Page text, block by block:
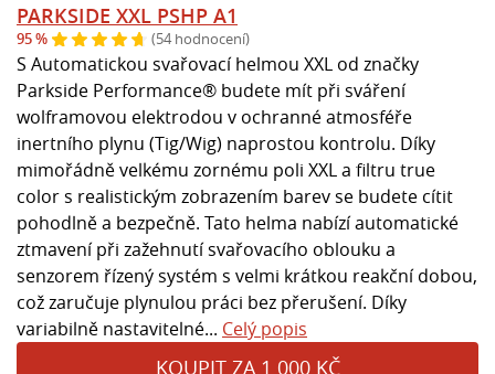
PARKSIDE XXL PSHP A1
95 % (54 hodnocení)
S Automatickou svařovací helmou XXL od značky
Parkside Performance® budete mít při sváření
wolframovou elektrodou v ochranné atmosféře
inertního plynu (Tig/Wig) naprostou kontrolu. Díky
mimořádně velkému zornému poli XXL a filtru true
color s realistickým zobrazením barev se budete cítit
pohodlně a bezpečně. Tato helma nabízí automatické
ztmavení při zažehnutí svařovacího oblouku a
senzorem řízený systém s velmi krátkou reakční dobou,
což zaručuje plynulou práci bez přerušení. Díky
variabilně nastavitelné... Celý popis
KOUPIT ZA 1 000 KČ